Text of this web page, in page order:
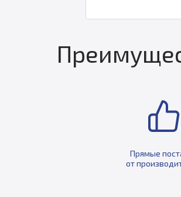
Прямые
от